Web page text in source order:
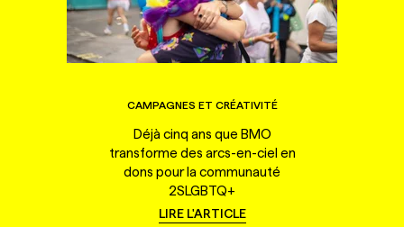
CAMPAGNES ET CRÉATIVITÉ
Déjà cinq ans que BMO
transforme des arcs-en-ciel en
dons pour la communauté
2SLGBTQ+
LIRE L'ARTICLE